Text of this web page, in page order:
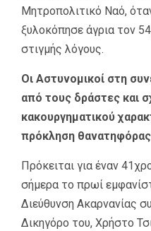
Μητροπολιτικό Ναό,
ξυλοκόπησε άγρια τον
στιγμής λόγους.
Οι Αστυνομικοί στη
από τους δράστες και
κακουργηματικού
πρόκληση
Πρόκειται για έναν
σήμερα το πρωί
Διεύθυνση Ακαρνανίας
Δικηγόρο του, Χρήστο